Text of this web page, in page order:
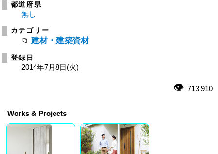
都道府県
無し
カテゴリー
建材・建築資材
登録日
2014年7月8日(火)
713,910
Works & Projects